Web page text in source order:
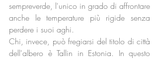
sempreverde, l'unico in grado di affrontare
anche le temperature più rigide senza
perdere i suoi aghi.
Chi, invece, può fregiarsi del titolo di città
dell'albero è Tallin in Estonia. In questo